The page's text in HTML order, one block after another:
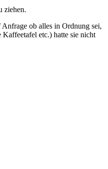
ziehen.
ob alles in Ordnung sei,
etc.) hatte sie nicht